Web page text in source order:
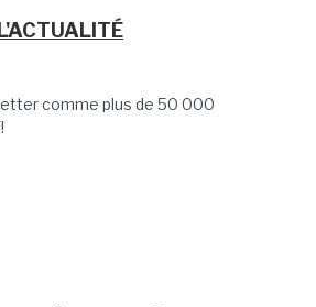
comme plus de 50 000